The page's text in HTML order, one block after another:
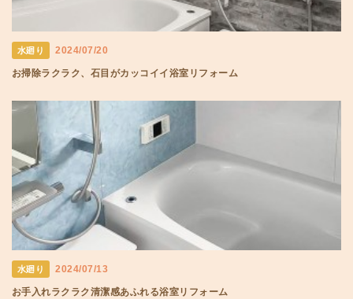
水廻り 2024/07/20
お掃除ラクラク、石目がカッコイイ浴室リフォーム
水廻り 2024/07/13
お手入れラクラク清潔感あふれる浴室リフォーム